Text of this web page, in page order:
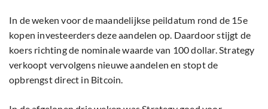
In de weken voor de maandelijkse peildatum rond de 15e
kopen investeerders deze aandelen op. Daardoor stijgt de
koers richting de nominale waarde van 100 dollar. Strategy
verkoopt vervolgens nieuwe aandelen en stopt de
opbrengst direct in Bitcoin.